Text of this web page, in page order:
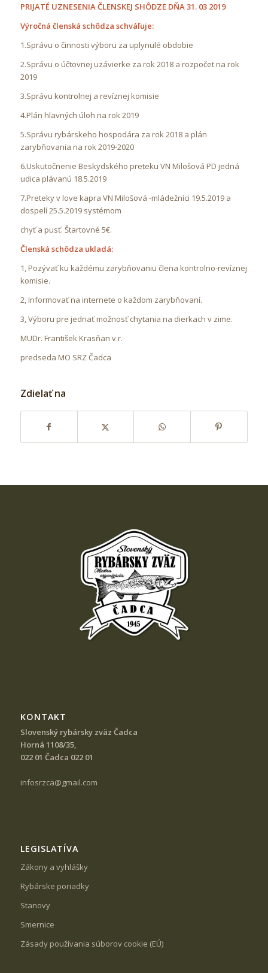
PRIJATÉ UZNESENIA ČLENSKEJ SHÔDZE DŇA 31. 03 2019
Výročná členská schôdza schváľuje:
1.Správu o činnosti výboru za uplynulé obdobie
2.Správu o účtovnej uzávierke za rok 2018 a rozpočet na rok
2019
3.Správu kontrolnej a revíznej komisie
4.Plán hlavných úloh na rok 2019
5.Správu rybárskeho hospodára za rok 2018 a plán
zarybňovania na rok 2019-2020
6.Uskutočnenie Beskydského preteku VN Milošová PD jedná
udica plávanú 18.5.2019
7.Preteky v love kapra VN Milošová -mládežníci 19.5.2019 a
dospelí 25.5.2019 systémom
chyť a pusť. Štartovné 5€.
Členská schôdza ukladá:
1, Pozývať ku každému zarybňovaniu člena kontrolno-revíznej
komisie.
2, Informovať na internete o každom zarybňovaní.
3, Výboru pre jednať možnosť chytania na dierkach v zime.
MUDr. František Krasňan v.r.
predseda MO SRZ Čadca
Zdielať na
KONTAKT
Slovenský rybársky zväz Čadca
Horná 1108/35,
022 01 Čadca 022 01
infosrzca@gmail.com
LEGISLATÍVA
Zákony a vyhlášky
Rybárske poriadky
Stanovy
Smernice
Zásady používania súborov cookie (EÚ)